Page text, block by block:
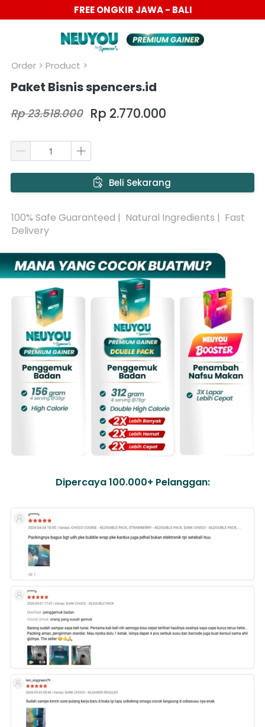
FREE ONGKIR JAWA - BALI
Order > Product >
Paket Bisnis spencers.id
Rp 23.518.000 Rp 2.770.000
` Beli Sekarang
100% Safe Guaranteed |  Natural Ingredients |  Fast
Delivery
Dipercaya 100.000+ Pelanggan: